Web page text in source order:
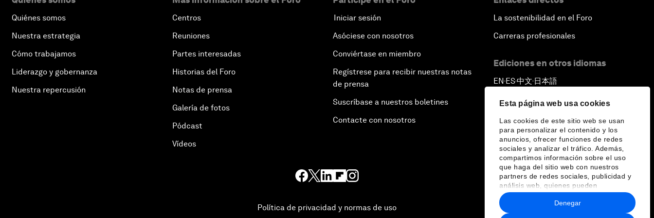
Esta página web usa cookies
Las cookies de este sitio web se usan
para personalizar el contenido y los
anuncios, ofrecer funciones de redes
sociales y analizar el tráfico. Además,
compartimos información sobre el uso
que haga del sitio web con nuestros
partners de redes sociales, publicidad y
análisis web, quienes pueden
combinarla con otra información que les
haya proporcionado o que hayan
recopilado a partir del uso que haya
Denegar
Quiénes somos
Nuestra estrategia
Cómo trabajamos
Liderazgo y gobernanza
Nuestra repercusión
Centros
Reuniones
Partes interesadas
Historias del Foro
Notas de prensa
Galería de fotos
Pódcast
Vídeos
Iniciar sesión
Asóciese con nosotros
Conviértase en miembro
Regístrese para recibir nuestras notas
de prensa
Suscríbase a nuestros boletines
Contacte con nosotros
La sostenibilidad en el Foro
Carreras profesionales
Ediciones en otros idiomas
EN ▪ ES▪中文▪ 日本語
Política de privacidad y normas de uso